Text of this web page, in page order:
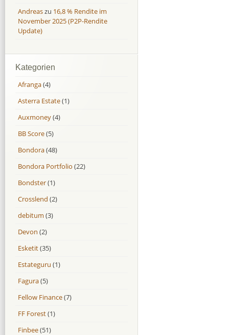
Andreaszu 16,8 % Rendite im
November 2025 (P2P-Rendite
Update)
Kategorien
Afranga(4)
Asterra Estate(1)
Auxmoney(4)
BB Score(5)
Bondora(48)
Bondora Portfolio (22)
Bondster(1)
Crosslend (2)
debitum (3)
Devon (2)
Esketit(35)
Estateguru (1)
Fagura(5)
Fellow Finance(7)
FF Forest(1)
Finbee(51)